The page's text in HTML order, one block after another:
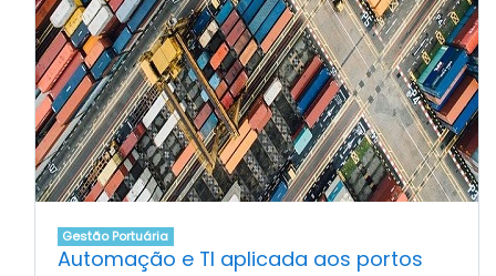
Gestão Portuária
Automação e TI aplicada aos portos